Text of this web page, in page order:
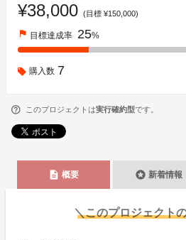
¥38,000 (目標 ¥150,000)
flag 目標達成率 25%
購入数 7
このプロジェクトは実行確約型です。
description 概要 stars 新着情報
＼このプロジェクト